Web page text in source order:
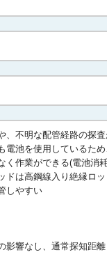
、不明な配管経路の探
電池を使用しているた
く作業ができる(電池消
ドは高鋼線入り絶縁ロ
しやすい
影響なし、通常探知距